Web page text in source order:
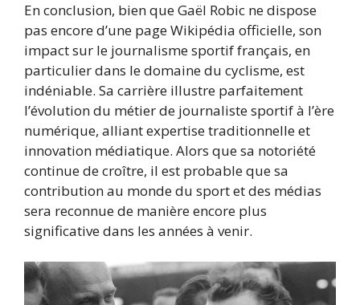
En conclusion, bien que Gaël Robic ne dispose
pas encore d’une page Wikipédia officielle, son
impact sur le journalisme sportif français, en
particulier dans le domaine du cyclisme, est
indéniable. Sa carrière illustre parfaitement
l’évolution du métier de journaliste sportif à l’ère
numérique, alliant expertise traditionnelle et
innovation médiatique. Alors que sa notoriété
continue de croître, il est probable que sa
contribution au monde du sport et des médias
sera reconnue de manière encore plus
significative dans les années à venir.